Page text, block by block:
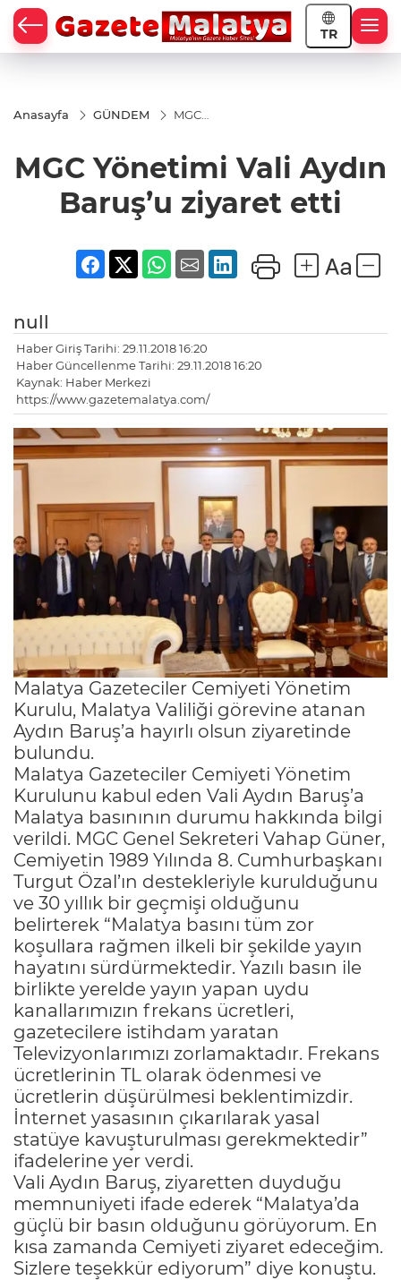
TR
Anasayfa GÜNDEM
MGC
Aydın
Baruş’u
etti
MGC Yönetimi Vali Aydın
Baruş’u ziyaret etti
null
Haber Giriş Tarihi: 29.11.2018 16:20
Haber Güncellenme Tarihi: 29.11.2018 16:20
Kaynak: Haber Merkezi
https://www.gazetemalatya.com/
Malatya Gazeteciler Cemiyeti Yönetim
Kurulu, Malatya Valiliği görevine atanan
Aydın Baruş’a hayırlı olsun ziyaretinde
bulundu.
Malatya Gazeteciler Cemiyeti Yönetim
Kurulunu kabul eden Vali Aydın Baruş’a
Malatya basınının durumu hakkında bilgi
verildi. MGC Genel Sekreteri Vahap Güner,
Cemiyetin 1989 Yılında 8. Cumhurbaşkanı
Turgut Özal’ın destekleriyle kurulduğunu
ve 30 yıllık bir geçmişi olduğunu
belirterek “Malatya basını tüm zor
koşullara rağmen ilkeli bir şekilde yayın
hayatını sürdürmektedir. Yazılı basın ile
birlikte yerelde yayın yapan uydu
kanallarımızın frekans ücretleri,
gazetecilere istihdam yaratan
Televizyonlarımızı zorlamaktadır. Frekans
ücretlerinin TL olarak ödenmesi ve
ücretlerin düşürülmesi beklentimizdir.
İnternet yasasının çıkarılarak yasal
statüye kavuşturulması gerekmektedir”
ifadelerine yer verdi.
Vali Aydın Baruş, ziyaretten duyduğu
memnuniyeti ifade ederek “Malatya’da
güçlü bir basın olduğunu görüyorum. En
kısa zamanda Cemiyeti ziyaret edeceğim.
Sizlere teşekkür ediyorum” diye konuştu.